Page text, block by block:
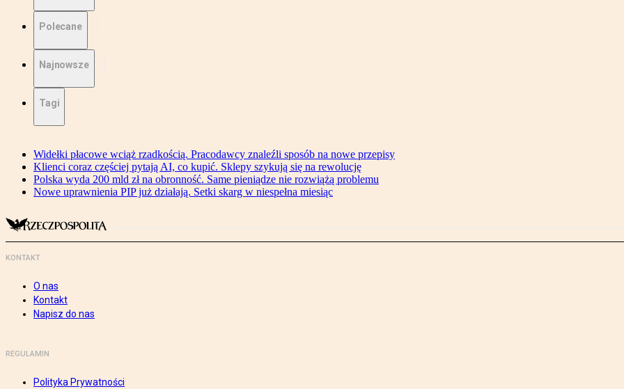
Polecane
Najnowsze
Tagi
Widełki płacowe wciąż rzadkością. Pracodawcy znaleźli sposób na nowe przepisy
Klienci coraz częściej pytają AI, co kupić. Sklepy szykują się na rewolucję
Polska wyda 200 mld zł na obronność. Same pieniądze nie rozwiążą problemu
Nowe uprawnienia PIP już działają. Setki skarg w niespełna miesiąc
KONTAKT
O nas
Kontakt
Napisz do nas
REGULAMIN
Polityka Prywatności